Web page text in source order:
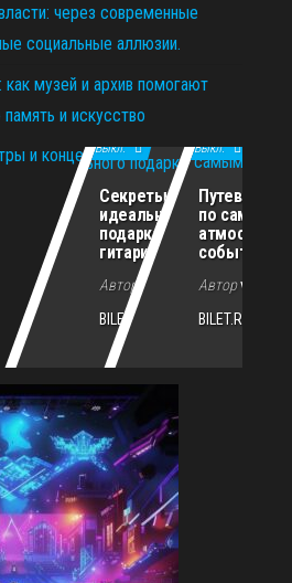
через современные
социальные аллюзии.
музей и архив помогают
и искусство11.12.2025
Выкл.
Секреты
идеального
подарка для
гитариста
Автор VIP-
BILET.RU
Выкл.
по самым
событиям
АвторVIP-
BILET.RU